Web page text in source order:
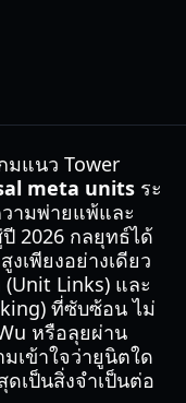
มแนว Tower
meta units ระ
ามพ่ายแพ้และ
2026 กลยุทธ์ได้
เพียงอย่างเดียว
Links) และ
ที่ซับซ้อน ไม่
หรือลุยผ่าน
เข้าใจว่ายูนิตใด
เป็นสิ่งจำเป็นต่อ